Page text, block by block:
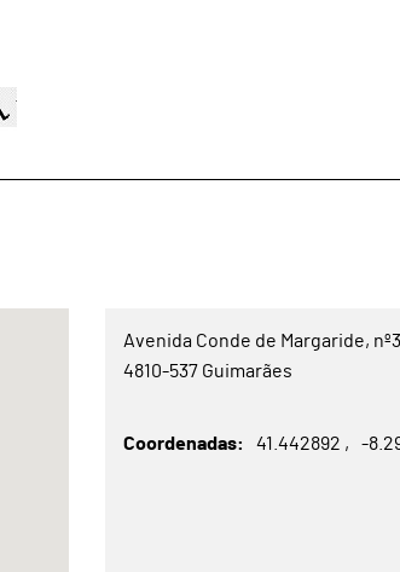
Avenida Conde de Margaride,
4810-537 Guimarães
Coordenadas 41.442892 -